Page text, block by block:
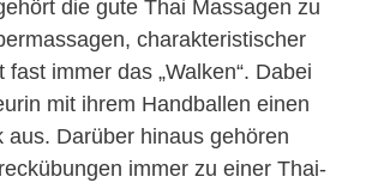
die gute Thai Massagen zu
charakteristischer
fast immer das „Walken“. Dabei
mit ihrem Handballen einen
aus. Darüber hinaus gehören
immer zu einer Thai-